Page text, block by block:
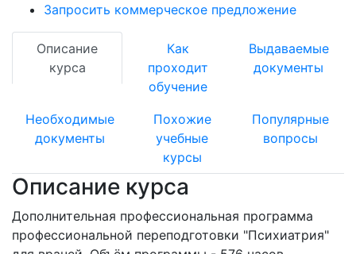
Запросить коммерческое предложение
Описание
курса
Как
проходит
обучение
Выдаваемые
документы
Необходимые
документы
Похожие
учебные
курсы
Популярные
вопросы
Описание курса
Дополнительная профессиональная программа
профессиональной переподготовки "Психиатрия"